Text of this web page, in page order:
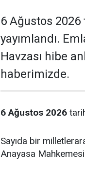
6 Ağustos 2026
yayımlandı.
Havzası hibe
haberimizde.
6 Ağustos 2026
Sayıda bir
Anayasa